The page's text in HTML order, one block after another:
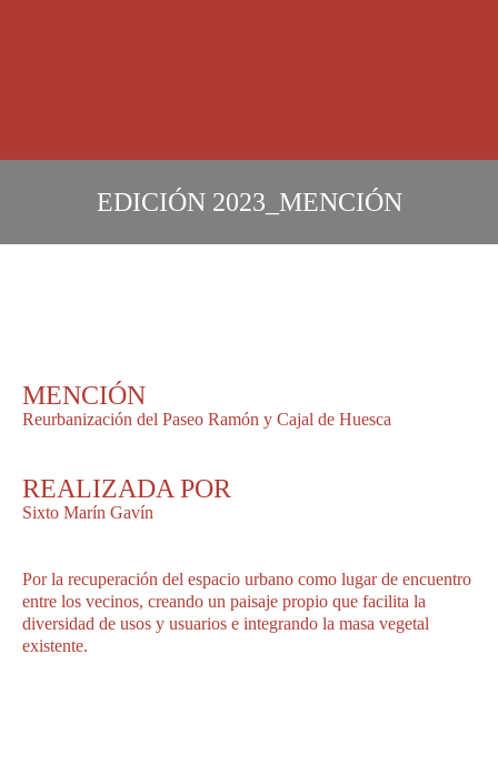
EDICIÓN 2023 MENCIÓN
MENCIÓN
Reurbanización del Paseo Ramón y Cajal de Huesca
REALIZADA POR
Sixto Marín Gavín
Por la recuperación del espacio urbano como lugar de encuentro
entre los vecinos, creando un paisaje propio que facilita la
diversidad de usos y usuarios e integrando la masa vegetal
existente.